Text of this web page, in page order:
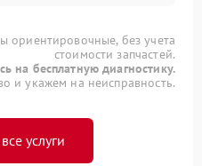
ориентировочные, без учета
стоимости запчастей.
на бесплатную диагностику.
и укажем на неисправность.
услуги